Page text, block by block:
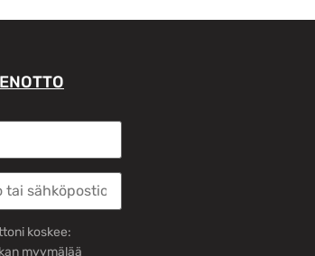
koskee:
myymälää